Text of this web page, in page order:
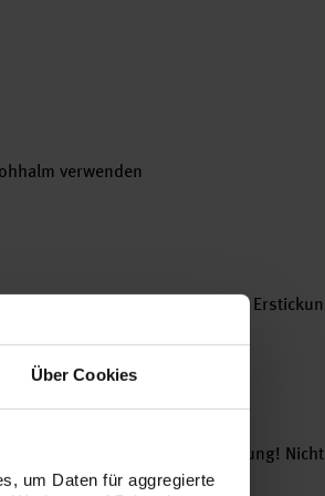
Über Cookies
um Daten für aggregierte
verwenden
Verschluckbare Kleinteile.
bitte aufbewahren. Achtung!